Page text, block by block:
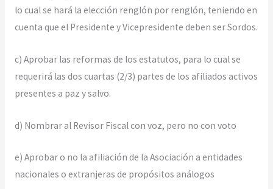
lo cual se hará la elección renglón por renglón, teniendo en
cuenta que el Presidente y Vicepresidente deben ser Sordos.
c) Aprobar las reformas de los estatutos, para lo cual se
requerirá las dos cuartas (2/3) partes de los afiliados activos
presentes a paz y salvo.
d) Nombrar al Revisor Fiscal con voz, pero no con voto
e) Aprobar o no la afiliación de la Asociación a entidades
nacionales o extranjeras de propósitos análogos